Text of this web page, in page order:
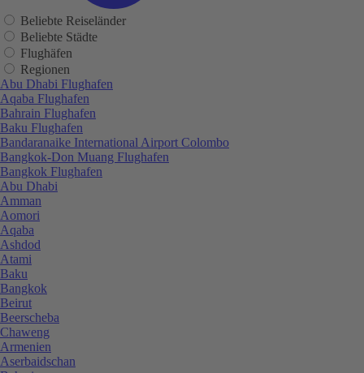
Beliebte Reiseländer
Beliebte Städte
Flughäfen
Regionen
Abu Dhabi Flughafen
Aqaba Flughafen
Bahrain Flughafen
Baku Flughafen
Bandaranaike International Airport Colombo
Bangkok-Don Muang Flughafen
Bangkok Flughafen
Abu Dhabi
Amman
Aomori
Aqaba
Ashdod
Atami
Baku
Bangkok
Beirut
Beerscheba
Chaweng
Armenien
Aserbaidschan